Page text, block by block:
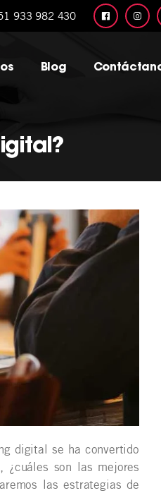
933 982 430
Blog
digital se ha convertido
¿cuáles son las mejores
las estrategias de